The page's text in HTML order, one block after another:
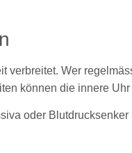
verbreitet. Wer
können die innere
oder